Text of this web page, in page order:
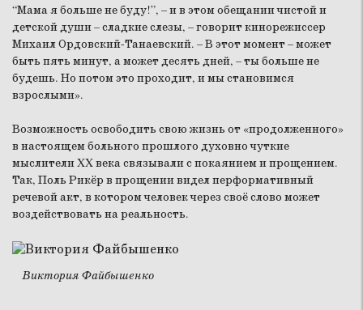
“Мама я больше не буду!”, – и в этом обещании чистой и
детской души – сладкие слезы, – говорит кинорежиссер
Михаил Ордовский-Танаевский. – В этот момент – может
быть пять минут, а может десять дней, – ты больше не
будешь. Но потом это проходит, и мы становимся
взрослыми».
Возможность освободить свою жизнь от «продолженного»
в настоящем больного прошлого духовно чуткие
мыслители XX века связывали с покаянием и прощением.
Так, Поль Рикёр в прощении видел перформативный
речевой акт, в котором человек через своё слово может
воздействовать на реальность.
Виктория Файбышенко